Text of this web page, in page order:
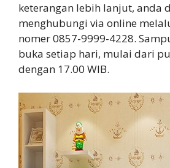
keterangan lebih lanjut, anda
menghubungi via online
nomer 0857-9999-4228.
buka setiap hari, mulai dari
dengan 17.00 WIB.